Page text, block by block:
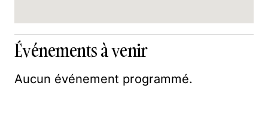
Événements à venir
Aucun événement programmé.